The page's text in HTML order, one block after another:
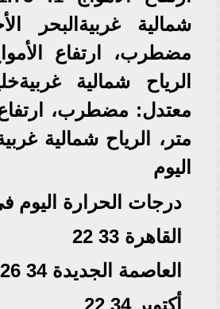
شمالية غربيةالبحر
الرياح شمالية
متر، الرياح شمالية
اليوم
درجات الحرارة
القاهرة 33 22
العاصمة الجديدة 34 226
أكتوبر 34 22